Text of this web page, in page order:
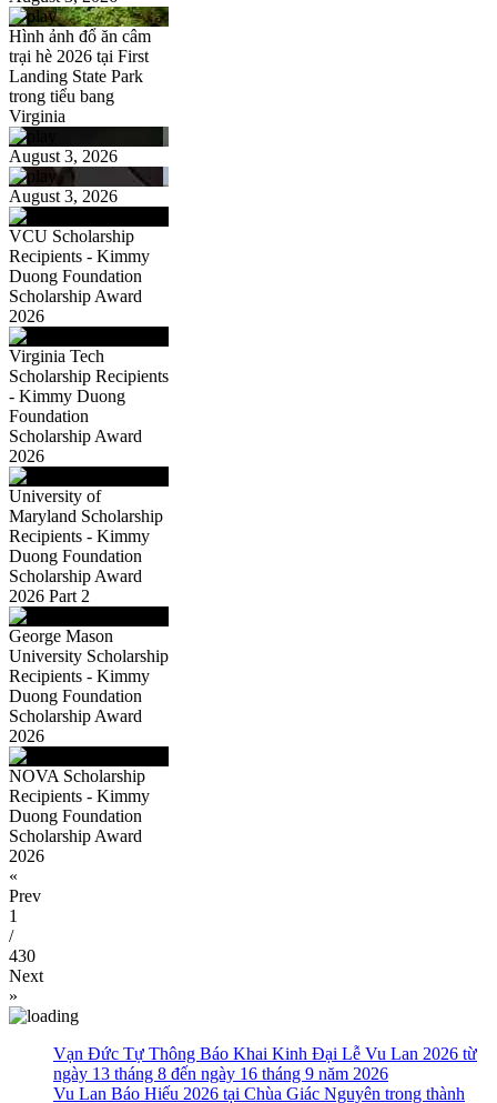
Hình ảnh đổ ăn câm
trại hè 2026 tại First
Landing State Park
trong tiểu bang
Virginia
August 3, 2026
August 3, 2026
VCU Scholarship
Recipients - Kimmy
Duong Foundation
Scholarship Award
2026
Virginia Tech
Scholarship Recipients
- Kimmy Duong
Foundation
Scholarship Award
2026
University of
Maryland Scholarship
Recipients - Kimmy
Duong Foundation
Scholarship Award
2026 Part 2
George Mason
University Scholarship
Recipients - Kimmy
Duong Foundation
Scholarship Award
2026
NOVA Scholarship
Recipients - Kimmy
Duong Foundation
Scholarship Award
2026
«
Prev
1
/
430
Next
»
Vạn Đức Tự Thông Báo Khai Kinh Đại Lễ Vu Lan 2026 từ
ngày 13 tháng 8 đến ngày 16 tháng 9 năm 2026
Vu Lan Báo Hiếu 2026 tại Chùa Giác Nguyên trong thành